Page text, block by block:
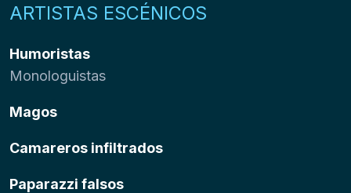
ARTISTAS ESCÉNICOS
Humoristas
Monologuistas
Magos
Camareros infiltrados
Paparazzi falsos